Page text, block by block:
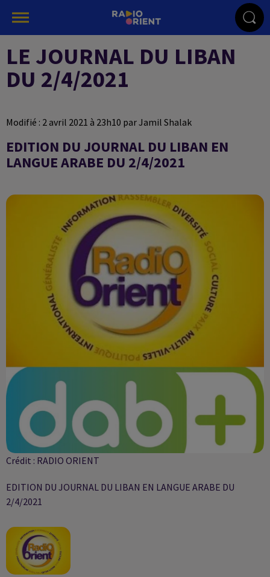
LE JOURNAL DU LIBAN
DU 2/4/2021
Modifié : 2 avril 2021 à 23h10 par Jamil Shalak
EDITION DU JOURNAL DU LIBAN EN
LANGUE ARABE DU 2/4/2021
Crédit : RADIO ORIENT
EDITION DU JOURNAL DU LIBAN EN LANGUE ARABE DU
2/4/2021